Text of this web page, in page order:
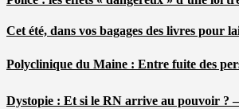
Cet été, dans vos bagages des livres
Polyclinique du Maine : Entre fuite des
Dystopie : Et si le RN arrive au pouvoir ?